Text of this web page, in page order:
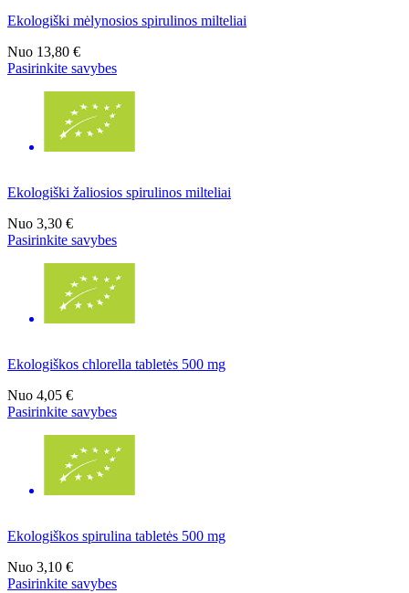
Ekologiški mėlynosios spirulinos milteliai
Nuo 13,80 €
Pasirinkite savybes
Ekologiški žaliosios spirulinos milteliai
Nuo 3,30 €
Pasirinkite savybes
Ekologiškos chlorella tabletės 500 mg
Nuo 4,05 €
Pasirinkite savybes
Ekologiškos spirulina tabletės 500 mg
Nuo 3,10 €
Pasirinkite savybes